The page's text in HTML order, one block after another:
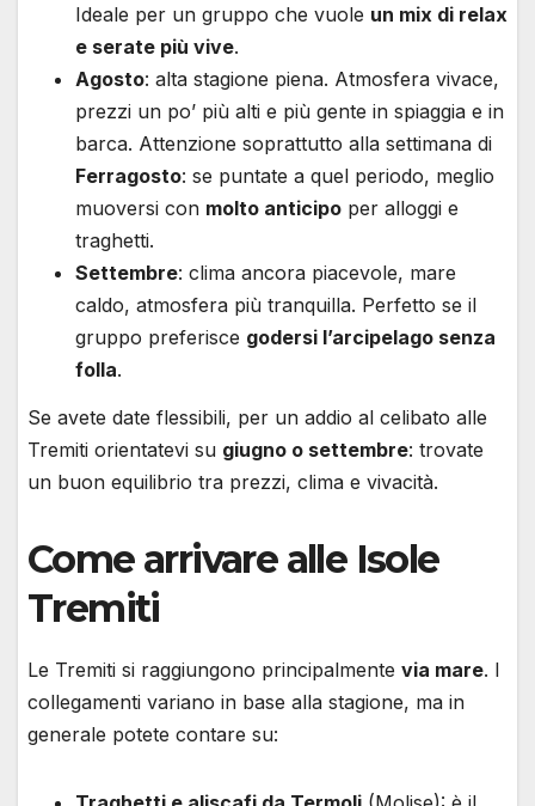
Ideale per un gruppo che vuole un mix di relax
e serate più vive.
Agosto: alta stagione piena. Atmosfera vivace,
prezzi un po’ più alti e più gente in spiaggia e in
barca. Attenzione soprattutto alla settimana di
Ferragosto: se puntate a quel periodo, meglio
muoversi con molto anticipo per alloggi e
traghetti.
Settembre: clima ancora piacevole, mare
caldo, atmosfera più tranquilla. Perfetto se il
gruppo preferisce godersi l’arcipelago senza
folla.
Se avete date flessibili, per un addio al celibato alle
Tremiti orientatevi su giugno o settembre: trovate
un buon equilibrio tra prezzi, clima e vivacità.
Come arrivare alle Isole
Tremiti
Le Tremiti si raggiungono principalmente via mare. I
collegamenti variano in base alla stagione, ma in
generale potete contare su: